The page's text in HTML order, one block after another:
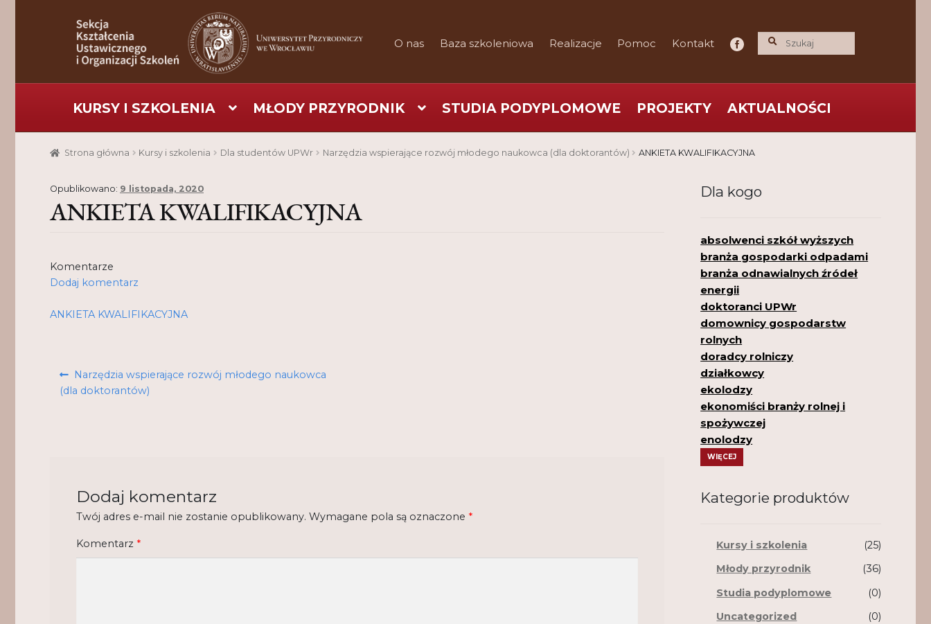
Przejdź
do
nawigacji
Przejdź
do
treści
O nas Baza szkoleniowa Realizacje Pomoc Kontakt
KURSY I SZKOLENIA MŁODY PRZYRODNIK STUDIA PODYPLOMOWE PROJEKTY AKTUALNOŚCI
Strona główna Aktualności Baza szkoleniowa Cart Checkout Konferencje Kontakt My Account Nauka praktyce praktyka nauce O nas Polityka Prywatności
Projekt
Strona główna Kursy i szkolenia Dla studentów UPWr Narzędzia wspierające rozwój młodego naukowca (dla doktorantów) ANKIETA KWALIFIKACYJNA
Opublikowano: 9 listopada, 2020
ANKIETA KWALIFIKACYJNA
Komentarze
Dodaj komentarz
ANKIETA KWALIFIKACYJNA
Nawigacja
wpisu
Poprzedni
wpis:
Narzędzia wspierające rozwój młodego naukowca
(dla doktorantów)
Dodaj komentarz
Twój adres e-mail nie zostanie opublikowany. Wymagane pola są oznaczone *
Komentarz *
Dla kogo
absolwenci szkół wyższych
branża gospodarki odpadami
branża odnawialnych źródeł
energii
doktoranci UPWr
domownicy gospodarstw
rolnych
doradcy rolniczy
działkowcy
ekolodzy
ekonomiści branży rolnej i
spożywczej
enolodzy
WIĘCEJ
Kategorie produktów
Kursy i szkolenia
(25)
Młody przyrodnik
(36)
Studia podyplomowe
(0)
Uncategorized
(0)